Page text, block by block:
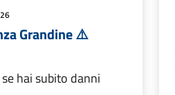
Grandine ⚠️
hai subito danni